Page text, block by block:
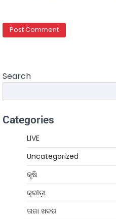
Search
Categories
LIVE
Uncategorized
କୃଷି
କ୍ରୀଡ଼ା
ତାଜା ଖବର